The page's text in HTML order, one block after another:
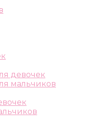
девочек
мальчиков